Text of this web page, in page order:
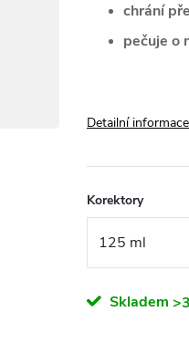
chrání
pečuje o
Detailní informace
Korektory
Skladem